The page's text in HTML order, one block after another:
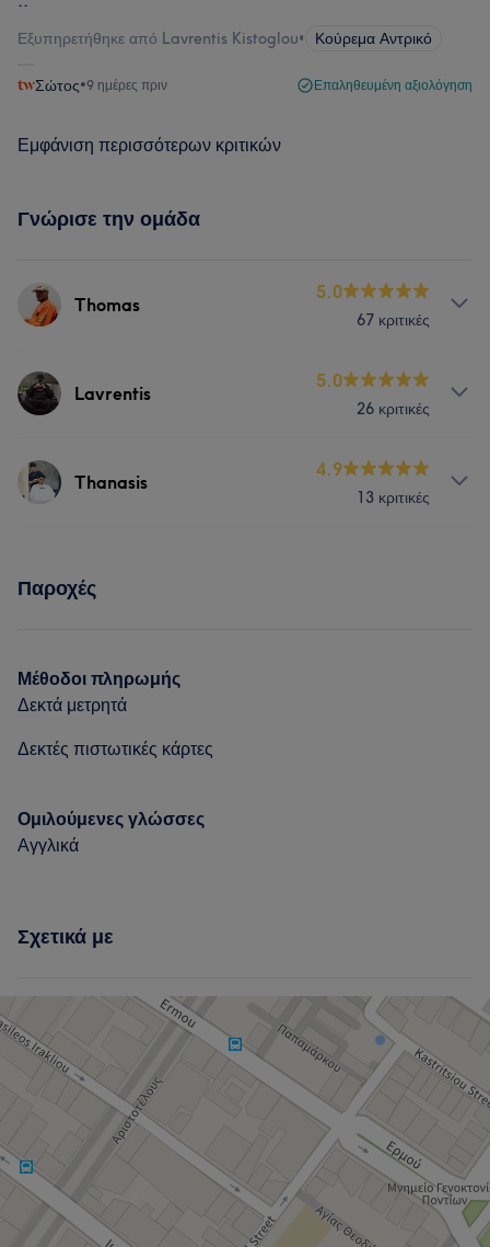
Εξυπηρετήθηκε από Lavrentis Kistoglou• Κούρεμα Αντρικό
Σώτος•9 ημέρες πριν Επαληθευμένη αξιολόγηση
Εμφάνιση περισσότερων κριτικών
Γνώρισε την ομάδα
Thomas
5.0
67 κριτικές
Υπηρεσίες
Πορτφόλιο
Lavrentis
5.0
26 κριτικές
Υπηρεσίες
Thanasis
4.9
13 κριτικές
Μαλλιά
Πορτφόλιο
Παροχές
Μέθοδοι πληρωμής
Δεκτά μετρητά
Δεκτές πιστωτικές κάρτες
Ομιλούμενες γλώσσες
Αγγλικά
Σχετικά με